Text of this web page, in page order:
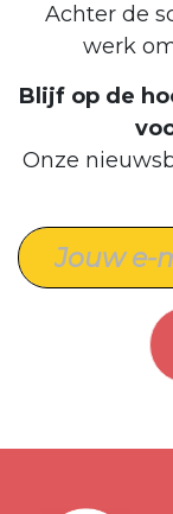
Achter de
werk
Blijf op de
Onze